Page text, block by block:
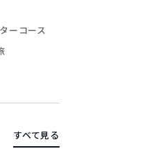
ーコース
すべて見る